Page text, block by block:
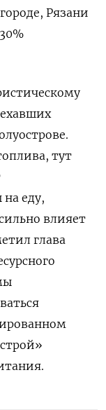
Рязани
тут
еду,
влияет
глава